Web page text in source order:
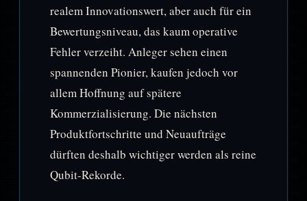
realem Innovationswert, aber auch für ein
Bewertungsniveau, das kaum operative
Fehler verzeiht. Anleger sehen einen
spannenden Pionier, kaufen jedoch vor
allem Hoffnung auf spätere
Kommerzialisierung. Die nächsten
Produktfortschritte und Neuaufträge
dürften deshalb wichtiger werden als reine
Qubit-Rekorde.